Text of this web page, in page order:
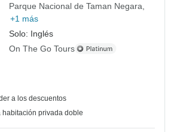
Parque Nacional de Taman Negara
+1 más
Solo: Inglés
On The Go Tours
a los descuentos
habitación privada doble